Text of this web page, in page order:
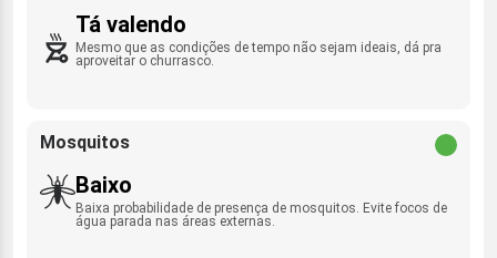
Tá valendo
Mesmo que as condições de tempo não sejam ideais, dá pra
aproveitar o churrasco.
Mosquitos
Baixo
Baixa probabilidade de presença de mosquitos. Evite focos de
água parada nas áreas externas.